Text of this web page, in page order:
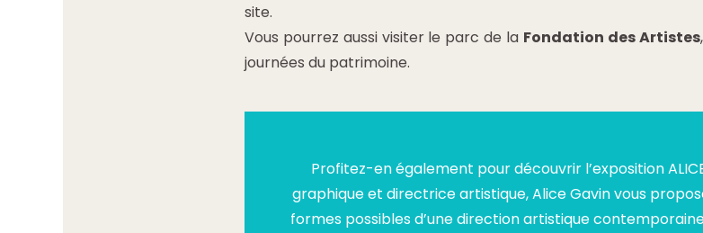
site.
Vous pourrez aussi visiter le parc de la Fondation des Artistes
journées du patrimoine.
Profitez-en également pour découvrir l’exposition
graphique et directrice artistique, Alice Gavin vous
formes possibles d’une direction artistique